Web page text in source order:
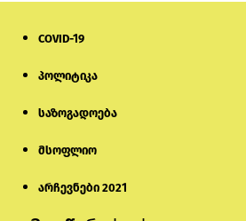
COVID-19
პოლიტიკა
საზოგადოება
მსოფლიო
არჩევნები 2021